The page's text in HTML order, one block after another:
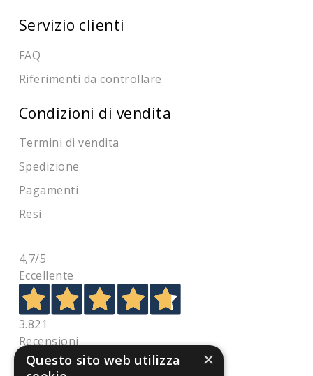
Servizio clienti
FAQ
Riferimenti da controllare
Condizioni di vendita
Termini di vendita
Spedizione
Pagamenti
Resi
4,7/5
Eccellente
3.821
Recensioni
×
Questo sito web utilizza